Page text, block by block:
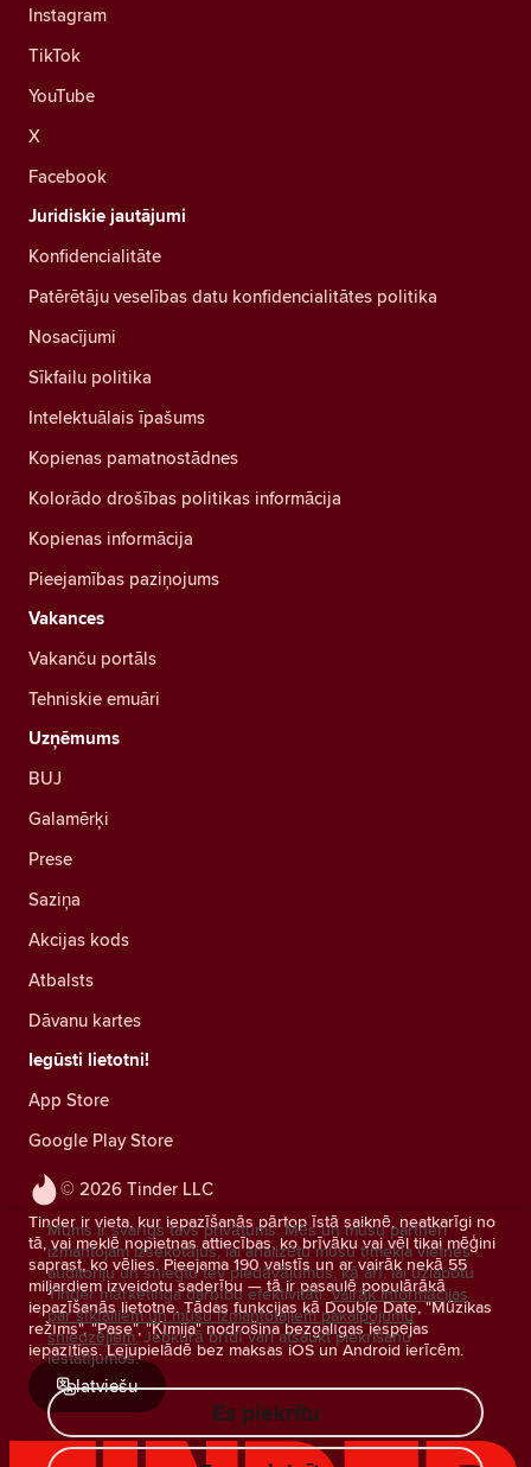
© 2026 Tinder LLC
Tinder ir vieta, kur iepazīšanās pārtop īstā saiknē, neatkarīgi no
tā, vai meklē nopietnas attiecības, ko brīvāku vai vēl tikai mēģini
saprast, ko vēlies. Pieejama 190 valstīs un ar vairāk nekā 55
miljardiem izveidotu saderību — tā ir pasaulē populārākā
iepazīšanās lietotne. Tādas funkcijas kā Double Date, "Mūzikas
režīms", "Pase", "Ķīmija" nodrošina bezgalīgas iespējas
iepazīties. Lejupielādē bez maksas iOS un Android ierīcēm.
latviešu
Instagram
TikTok
YouTube
X
Facebook
Juridiskie jautājumi
Konfidencialitāte
Patērētāju veselības datu konfidencialitātes politika
Nosacījumi
Sīkfailu politika
Intelektuālais īpašums
Kopienas pamatnostādnes
Kolorādo drošības politikas informācija
Kopienas informācija
Pieejamības paziņojums
Vakances
Vakanču portāls
Tehniskie emuāri
Uzņēmums
BUJ
Galamērķi
Prese
Saziņa
Akcijas kods
Atbalsts
Dāvanu kartes
Iegūsti lietotni!
App Store
Google Play Store
Mums ir svarīgs tavs privātums. Mēs un mūsu partneri
izmantojam izsekotājus, lai analizētu mūsu tīmekļa vietnes
auditoriju un sniegtu tev piedāvājumus, kā arī, lai uzlabotu
Tinder mārketinga darbību efektivitāti. Vairāk informācijas
par sīkfailiem un mūsu izmantotajiem pakalpojumu
sniedzējiem. Jebkurā brīdī vari atsaukt piekrišanu
iestatījumos.
Es piekrītu